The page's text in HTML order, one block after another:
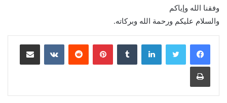
وفقنا الله وإياكم
والسلام عليكم ورحمة الله وبركاته.
لينكدإن بينتيريست مشاركة عبر البريد
طباعة